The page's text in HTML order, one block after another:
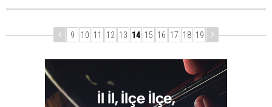
9 10 11 12 13 14 15 16 17 18 19